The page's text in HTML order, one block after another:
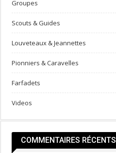
Groupes
Scouts & Guides
Louveteaux & Jeannettes
Pionniers & Caravelles
Farfadets
Videos
COMMENTAIRES RÉCENTS